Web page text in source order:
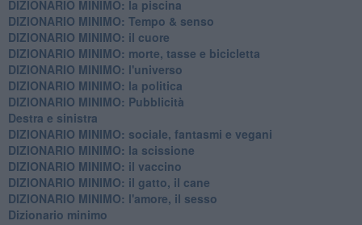
DIZIONARIO MINIMO: la piscina
DIZIONARIO MINIMO: Tempo & senso
DIZIONARIO MINIMO: il cuore
DIZIONARIO MINIMO: morte, tasse e bicicletta
DIZIONARIO MINIMO: l'universo
DIZIONARIO MINIMO: la politica
DIZIONARIO MINIMO: Pubblicità
Destra e sinistra
DIZIONARIO MINIMO: sociale, fantasmi e vegani
DIZIONARIO MINIMO: la scissione
DIZIONARIO MINIMO: il vaccino
DIZIONARIO MINIMO: il gatto, il cane
DIZIONARIO MINIMO: l'amore, il sesso
Dizionario minimo